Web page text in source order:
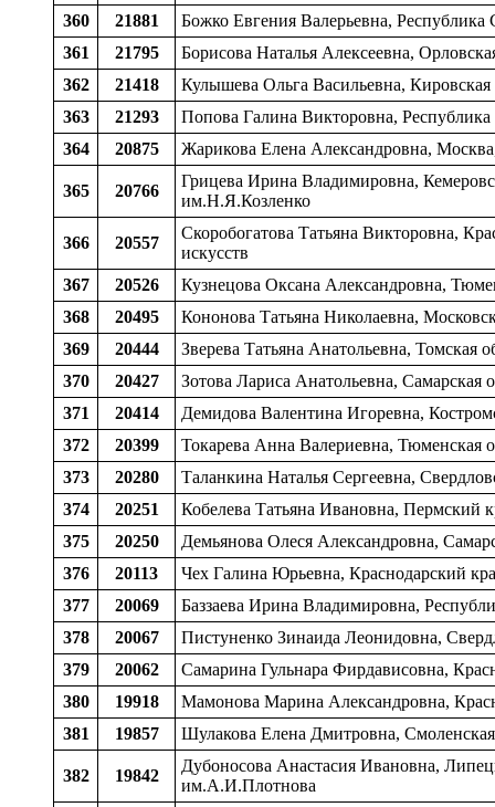
360
21881
Божко Евгения Валерьевна,
361
21795
Борисова Наталья Алексеевна,
362
21418
Кулышева Ольга Васильевна, Кировская
363
21293
Попова Галина Викторовна,
364
20875 Жарикова Елена Александровна,
365 20766
Грицева Ирина Владимировна,
им.Н.Я.Козленко
366 20557
Скоробогатова Татьяна Викторовна,
искусств
367
20526
Кузнецова Оксана Александровна,
368
20495
Кононова Татьяна Николаевна,
369
20444
Зверева Татьяна Анатольевна, Томская
370
20427
Зотова Лариса Анатольевна,
371
20414
Демидова Валентина Игоревна,
372
20399
Токарева Анна Валериевна, Тюменская
373
20280
Таланкина Наталья Сергеевна,
374
20251
Кобелева Татьяна Ивановна, Пермский
375
20250
Демьянова Олеся Александровна,
376
20113
Чех Галина Юрьевна, Краснодарский
377
20069
Баззаева Ирина Владимировна,
378
20067
Пистуненко Зинаида Леонидовна,
379
20062
Самарина Гульнара Фирдависовна,
380
19918
Мамонова Марина Александровна,
381
19857 Шулакова Елена Дмитровна, Смоленская
382 19842
Дубоносова Анастасия Ивановна,
им.А.И.Плотнова